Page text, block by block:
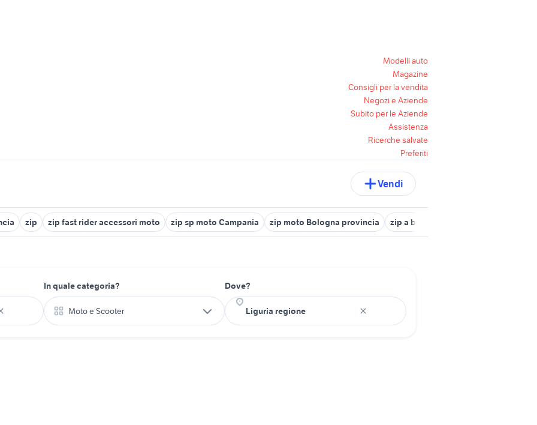
Modelli auto
Magazine
Consigli per la vendita
Negozi e Aziende
Subito per le Aziende
Assistenza
Ricerche salvate
Preferiti
Vendi
zip zip fast rider accessori moto zip sp moto Campania zip moto Bologna provincia zip a bergamo e provincia
In quale categoria?
Moto e Scooter
Dove?